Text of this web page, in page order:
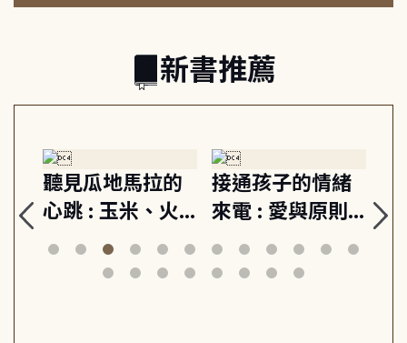
新書推薦
聽見瓜地馬拉的
心跳 : 玉米、火
山與信仰, 外交官
筆下的現代馬雅
接通孩子的情緒
來電 : 愛與原則,
建立教養的安定
節奏 22個行動練
關